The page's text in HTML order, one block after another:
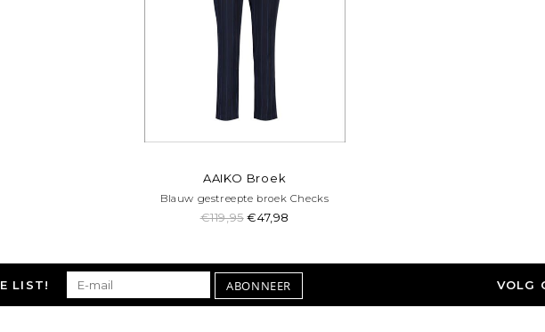
AAIKO Broek
Blauw gestreepte broek Checks
€119,95€47,98
LIST! ABONNEER VOLG